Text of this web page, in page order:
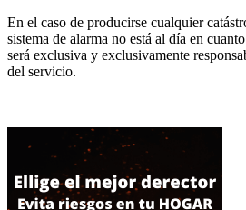
En el caso de producirse cualquier
sistema de alarma no está al día en
será exclusiva y exclusivamente
del servicio.